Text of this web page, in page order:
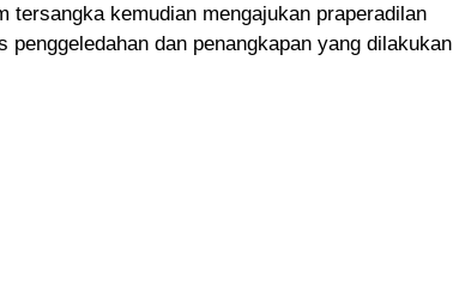
tersangka kemudian mengajukan praperadilan
penggeledahan dan penangkapan yang dilakukan